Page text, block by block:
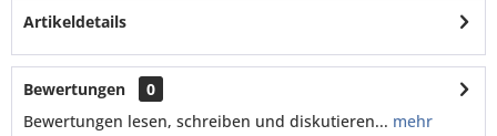
Artikeldetails
Bewertungen
0
Bewertungen lesen, schreiben und diskutieren... mehr